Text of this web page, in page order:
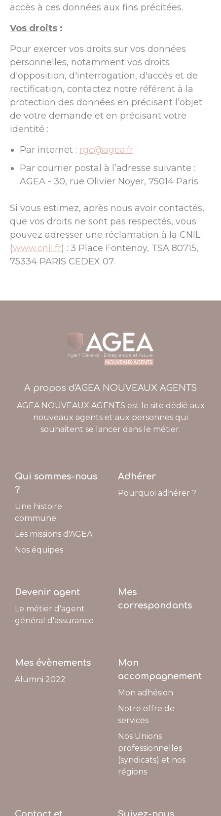
accès à ces données aux fins précitées.
Vos droits :
Pour exercer vos droits sur vos données
personnelles, notamment vos droits
d'opposition, d'interrogation, d'accès et de
rectification, contactez notre référent à la
protection des données en précisant l’objet
de votre demande et en précisant votre
identité :
Par internet : rgc@agea.fr
Par courrier postal à l’adresse suivante :
AGEA - 30, rue Olivier Noyer, 75014 Paris
Si vous estimez, après nous avoir contactés,
que vos droits ne sont pas respectés, vous
pouvez adresser une réclamation à la CNIL
(www.cnil.fr) : 3 Place Fontenoy, TSA 80715,
75334 PARIS CEDEX 07.
A propos d'AGEA NOUVEAUX AGENTS
AGEA NOUVEAUX AGENTS est le site dédié aux
nouveaux agents et aux personnes qui
souhaitent se lancer dans le métier.
Qui sommes-nous
?
Une histoire
commune
Les missions d'AGEA
Nos équipes
Adhérer
Pourquoi adhérer ?
Devenir agent
Le métier d'agent
général d'assurance
Mes
correspondants
Mes évènements
Alumni 2022
Mon
accompagnement
Mon adhésion
Notre offre de
services
Nos Unions
professionnelles
(syndicats) et nos
régions